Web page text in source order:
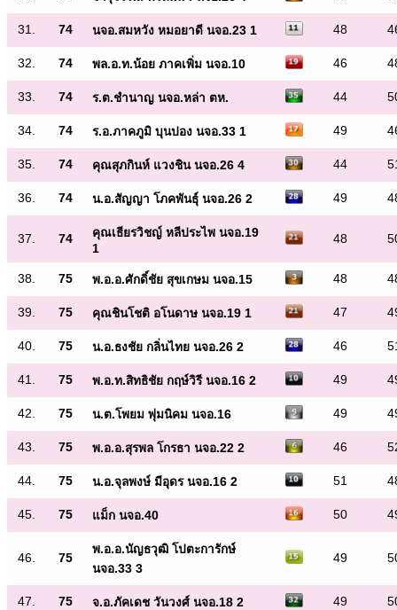
31. 74 นจอ.สมหวัง หมอยาดี นจอ.23 1 48
32. 74 พล.อ.ท.น้อย ภาคเพิ่ม นจอ.10 46
33. 74 ร.ต.ชำนาญ นจอ.หล่า ตห. 44
34. 74 ร.อ.ภาคภูมิ บุนปอง นจอ.33 1 49
35. 74 คุณสุภกินห์ แวงชิน นจอ.26 4 44
36. 74 น.อ.สัญญา โภคพันธุ์ นจอ.26 2 49
37. 74
คุณเธียรวิชญ์ หลีประไพ นจอ.19
1
48
38. 75 พ.อ.อ.ศักดิ์ชัย สุขเกษม นจอ.15 48
39. 75 คุณชินโชติ อโนดาษ นจอ.19 1 47
40. 75 น.อ.ธงชัย กลิ่นไทย นจอ.26 2 46
41. 75 พ.อ.ท.สิทธิชัย กฤษ์วิรี นจอ.16 2 49
42. 75 น.ต.โพยม พุ่มนิคม นจอ.16 49
43. 75 พ.อ.อ.สุรพล โกรธา นจอ.22 2 46
44. 75 น.อ.จุลพงษ์ มีอุดร นจอ.16 2 51
45. 75 แม็ก นจอ.40 50
46. 75
พ.อ.อ.นัญธวุฒิ โปตะการักษ์
นจอ.33 3
49
47. 75 จ.อ.ภัคเดช วันวงศ์ นจอ.18 2 49